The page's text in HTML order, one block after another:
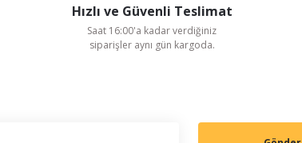
Hızlı ve Güvenli Teslimat
Saat 16:00'a kadar verdiğiniz
siparişler aynı gün kargoda.